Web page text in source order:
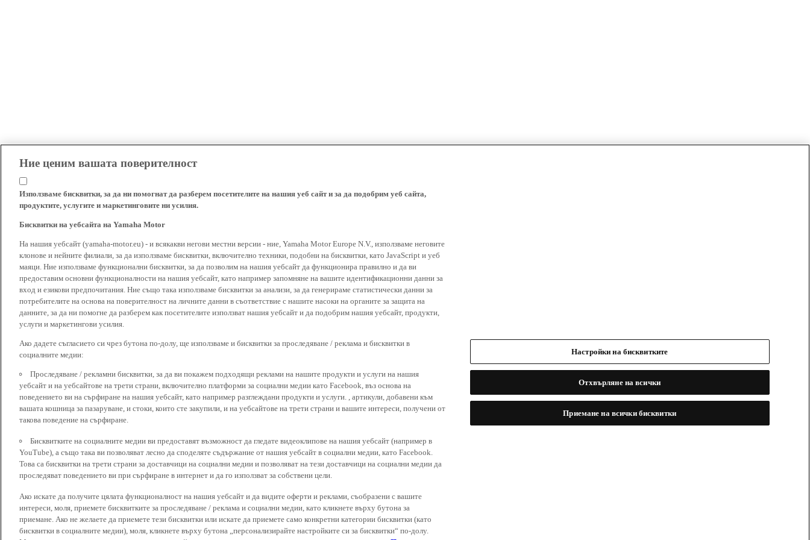
Ние ценим вашата поверителност
Използваме бисквитки, за да ни помогнат да разберем посетителите на нашия уеб сайт и за да подобрим уеб сайта,
продуктите, услугите и маркетинговите ни усилия.
Бисквитки на уебсайта на Yamaha Motor
На нашия уебсайт (yamaha-motor.eu) - и всякакви негови местни версии - ние, Yamaha Motor Europe N.V., използваме неговите
клонове и нейните филиали, за да използваме бисквитки, включително техники, подобни на бисквитки, като JavaScript и уеб
маяци. Ние използваме функционални бисквитки, за да позволим на нашия уебсайт да функционира правилно и да ви
предоставим основни функционалности на нашия уебсайт, като например запомняне на вашите идентификационни данни за
вход и езикови предпочитания. Ние също така използваме бисквитки за анализи, за да генерираме статистически данни за
потребителите на основа на поверителност на личните данни в съответствие с нашите насоки на органите за защита на
данните, за да ни помогне да разберем как посетителите използват нашия уебсайт и да подобрим нашия уебсайт, продукти,
услуги и маркетингови усилия.
Ако дадете съгласието си чрез бутона по-долу, ще използваме и бисквитки за проследяване / реклама и бисквитки в
социалните медии:
Проследяване / рекламни бисквитки, за да ви покажем подходящи реклами на нашите продукти и услуги на нашия
уебсайт и на уебсайтове на трети страни, включително платформи за социални медии като Facebook, въз основа на
поведението ви на сърфиране на нашия уебсайт, като например разглеждани продукти и услуги. , артикули, добавени към
вашата кошница за пазаруване, и стоки, които сте закупили, и на уебсайтове на трети страни и вашите интереси, получени от
такова поведение на сърфиране.
Бисквитките на социалните медии ви предоставят възможност да гледате видеоклипове на нашия уебсайт (например в
YouTube), а също така ви позволяват лесно да споделяте съдържание от нашия уебсайт в социални медии, като Facebook.
Това са бисквитки на трети страни за доставчици на социални медии и позволяват на тези доставчици на социални медии да
проследяват поведението ви при сърфиране в интернет и да го използват за собствени цели.
Ако искате да получите цялата функционалност на нашия уебсайт и да видите оферти и реклами, съобразени с вашите
интереси, моля, приемете бисквитките за проследяване / реклама и социални медии, като кликнете върху бутона за
приемане. Ако не желаете да приемете тези бисквитки или искате да приемете само конкретни категории бисквитки (като
бисквитки в социалните медии), моля, кликнете върху бутона „персонализирайте настройките си за бисквитки“ по-долу.
Настройки на бисквитките
Отхвърляне на всички
Приемане на всички бисквитки